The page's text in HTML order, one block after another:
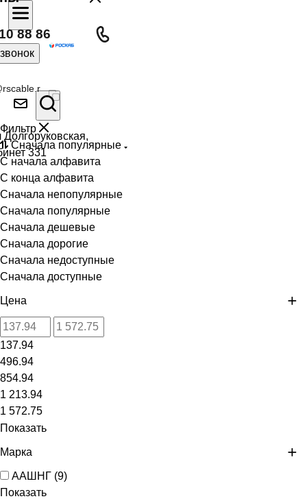
88 86
331
Фильтр
Сначала популярные
С начала алфавита
С конца алфавита
Сначала непопулярные
Сначала популярные
Сначала дешевые
Сначала дорогие
Сначала недоступные
Сначала доступные
Цена
137.94
496.94
854.94
1 213.94
1 572.75
Показать
Марка
ААШНГ (9)
Показать